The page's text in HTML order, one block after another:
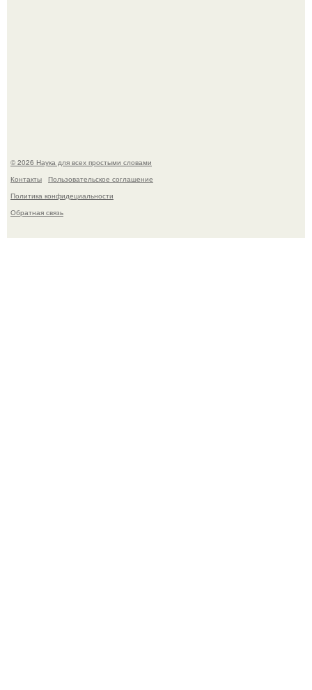
© 2026 Наука для всех простыми словами
Контакты
Пользовательское соглашение
Политика конфидециальности
Обратная связь